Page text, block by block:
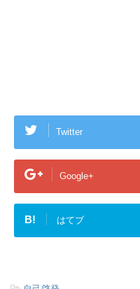
Twitter
Google+
B! はてブ